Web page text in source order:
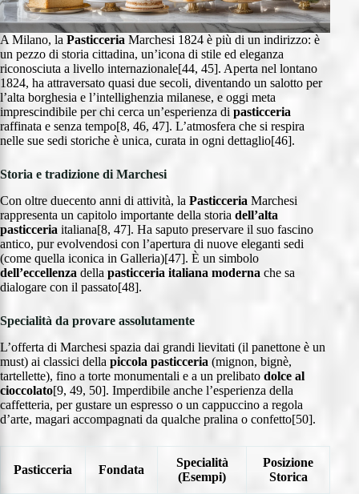
A Milano, la Pasticceria Marchesi 1824 è più di un indirizzo: è
un pezzo di storia cittadina, un’icona di stile ed eleganza
riconosciuta a livello internazionale[44, 45]. Aperta nel lontano
1824, ha attraversato quasi due secoli, diventando un salotto per
l’alta borghesia e l’intellighenzia milanese, e oggi meta
imprescindibile per chi cerca un’esperienza di pasticceria
raffinata e senza tempo[8, 46, 47]. L’atmosfera che si respira
nelle sue sedi storiche è unica, curata in ogni dettaglio[46].
Storia e tradizione di Marchesi
Con oltre duecento anni di attività, la Pasticceria Marchesi
rappresenta un capitolo importante della storia dell’alta
pasticceria italiana[8, 47]. Ha saputo preservare il suo fascino
antico, pur evolvendosi con l’apertura di nuove eleganti sedi
(come quella iconica in Galleria)[47]. È un simbolo
dell’eccellenza della pasticceria italiana moderna che sa
dialogare con il passato[48].
Specialità da provare assolutamente
L’offerta di Marchesi spazia dai grandi lievitati (il panettone è un
must) ai classici della piccola pasticceria (mignon, bignè,
tartellette), fino a torte monumentali e a un prelibato dolce al
cioccolato[9, 49, 50]. Imperdibile anche l’esperienza della
caffetteria, per gustare un espresso o un cappuccino a regola
d’arte, magari accompagnati da qualche pralina o confetto[50].
Pasticceria Fondata
Specialità
(Esempi)
Posizione
Storica